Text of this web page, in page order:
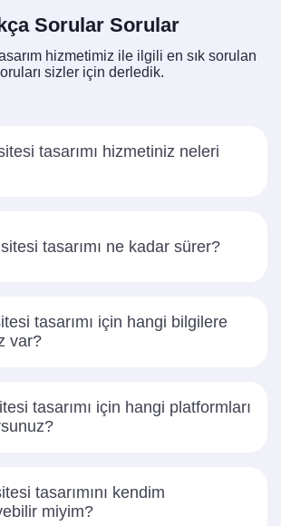
Sorular Sorular
hizmetimiz ile ilgili en sık sorulan
sizler için derledik.
tasarımı hizmetiniz neleri
tasarımı ne kadar sürer?
tasarımı için hangi bilgilere
var?
tasarımı için hangi platformları
tasarımını kendim
miyim?